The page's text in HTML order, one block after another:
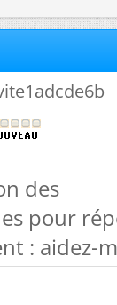
des
pour
: aidez-